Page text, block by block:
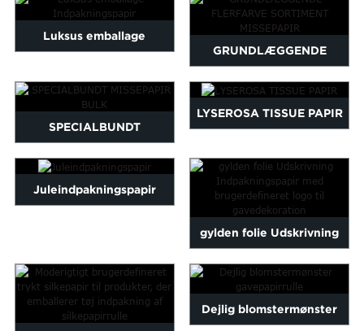
Persian
Samoan
Thai
Zulu
Luksus emballage
GRUNDLÆGGENDE
FLERFARVE SORTIMENT
MISSEPAPIR
SPECIALBUNDT
MISSEPAPIR BULK
LYSEROSA TISSUE PAPIR
Juleindpakningspapir
gylden folie Udskrivning
Indpakningspapir Med
brugerdefineret...
Dejlig blomstermønster